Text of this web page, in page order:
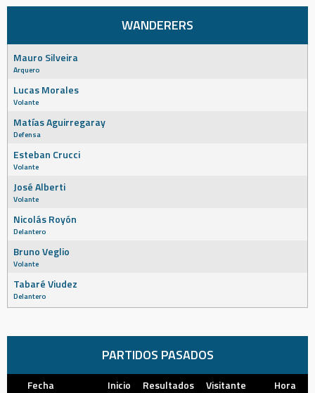
WANDERERS
Mauro Silveira
Arquero
Lucas Morales
Volante
Matías Aguirregaray
Defensa
Esteban Crucci
Volante
José Alberti
Volante
Nicolás Royón
Delantero
Bruno Veglio
Volante
Tabaré Viudez
Delantero
PARTIDOS PASADOS
Fecha Inicio Resultados Visitante
Hora